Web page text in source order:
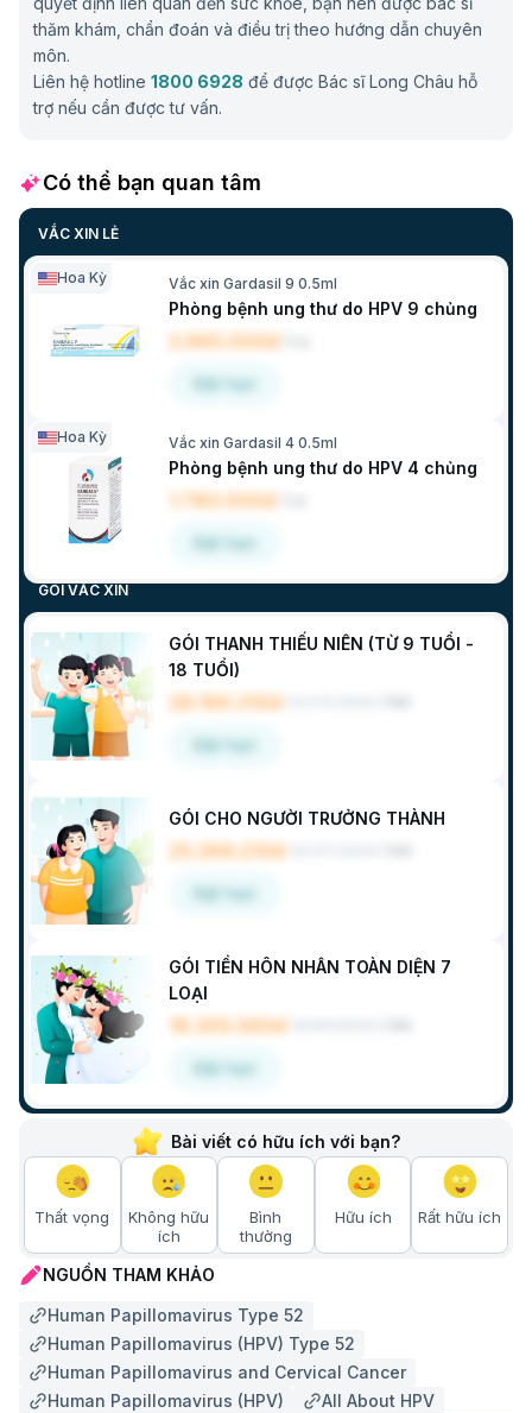
thăm khám, chẩn đoán và điều trị theo hướng dẫn chuyên
môn.
Liên hệ hotline 1800 6928 để được Bác sĩ Long Châu hỗ
trợ nếu cần được tư vấn.
Có thể bạn quan tâm
VẮC XIN LẺ
Hoa Kỳ Vắc xin Gardasil 9 0.5ml
Phòng bệnh ung thư do HPV 9 chủng
2.965.000đ
Đặt hẹn
Hoa Kỳ Vắc xin Gardasil 4 0.5ml
Phòng bệnh ung thư do HPV 4 chủng
1.780.000đ
Đặt hẹn
GÓI VẮC XIN
GÓI THANH THIẾU NIÊN (TỪ 9 TUỔI -
18 TUỔI)
28.190.310đ
Đặt hẹn
GÓI CHO NGƯỜI TRƯỞNG THÀNH
25.269.210đ
Đặt hẹn
GÓI TIỀN HÔN NHÂN TOÀN DIỆN 7
LOẠI
18.305.560đ
Đặt hẹn
Bài viết có hữu ích với bạn?
Thất vọng
Không hữu
ích
Bình
thường
Hữu ích Rất hữu ích
NGUỒN THAM KHẢO
Human Papillomavirus Type 52
Human Papillomavirus (HPV) Type 52
Human Papillomavirus and Cervical Cancer
Human Papillomavirus (HPV)
All About HPV